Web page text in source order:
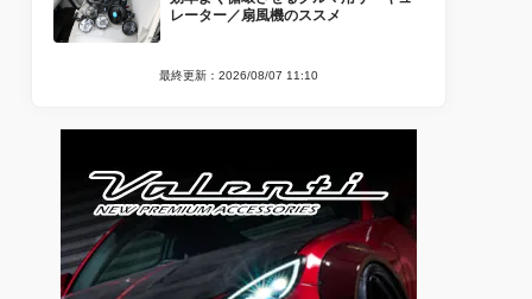
レーター／扇風機のススメ
最終更新：2026/08/07 11:10